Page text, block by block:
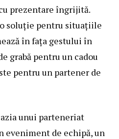
prezentare îngrijită.
soluție pentru situațiile
în fața gestului în
grabă pentru un cadou
pentru un partener de
unui parteneriat
eveniment de echipă, un